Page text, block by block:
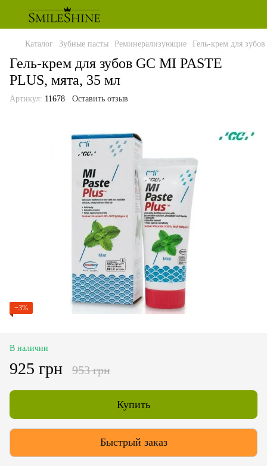
Каталог Зубные пасты Реминерализующие Гель-крем для
Гель-крем для зубов GC MI PASTE
PLUS, мята, 35 мл
Артикул: 11678 Оставить отзыв
−3%
В наличии
925 грн 953 грн
Купить
Быстрый заказ